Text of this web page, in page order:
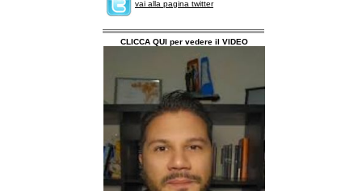
vai alla pagina twitter
CLICCA QUI per vedere il VIDEO